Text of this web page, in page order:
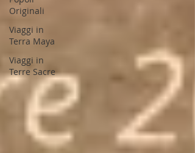
Originali
Viaggi in
Terra Maya
Viaggi in
Terre Sacre